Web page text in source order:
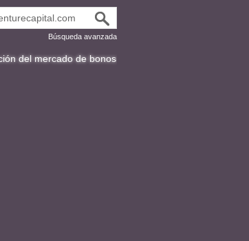
Búsqueda avanzada
de bonos en Latinoamérica